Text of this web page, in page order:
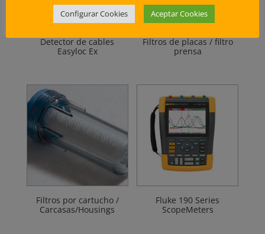
Detector de cables
Easyloc Ex
Filtros de placas / filtro
prensa
Filtros por cartucho /
Carcasas/Housings
Fluke 190 Series
ScopeMeters
Configurar Cookies Aceptar Cookies